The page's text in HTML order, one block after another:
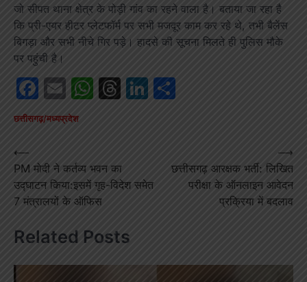
जो सीपत थाना क्षेत्र के पोड़ी गांव का रहने वाला है। बताया जा रहा है
कि प्री-एयर हीटर प्लेटफॉर्म पर सभी मजदूर काम कर रहे थे, तभी बैलेंस
बिगड़ा और सभी नीचे गिर पड़े। हादसे की सूचना मिलते ही पुलिस मौके
पर पहुंची है।
Facebook
EmailWhatsApp
Threads
LinkedIn
छत्तीसगढ़/मध्यप्रदेश
Post
navigation
⟵
PM मोदी ने कर्तव्य भवन का
उद्घाटन किया:इसमें गृह-विदेश समेत
7 मंत्रालयों के ऑफिस
छत्तीसगढ़ आरक्षक भर्ती: लिखित
परीक्षा के ऑनलाइन आवेदन
प्रक्रिया में बदलाव
⟶
Related Posts